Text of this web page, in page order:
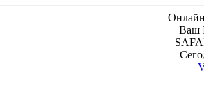
Ваш